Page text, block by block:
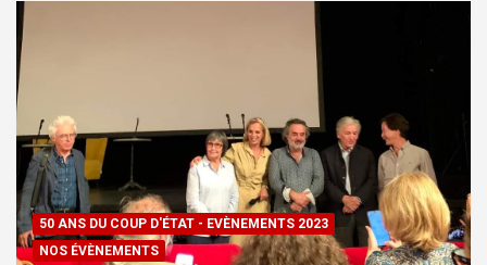
50 ANS DU COUP D'ÉTAT - EVÈNEMENTS 2023
NOS ÉVÈNEMENTS